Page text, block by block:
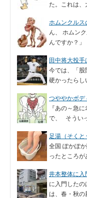
た。これは、
ホムンクル
ん、 ホムン
んですか？」
田中将大投手
今では、「股
硬かったらし
つややかボデ
『あの～急
で、 そうい
足湯（そく
全国 ぽかぽ
ったところが
井本整体に入
に入門した
は、春・秋の